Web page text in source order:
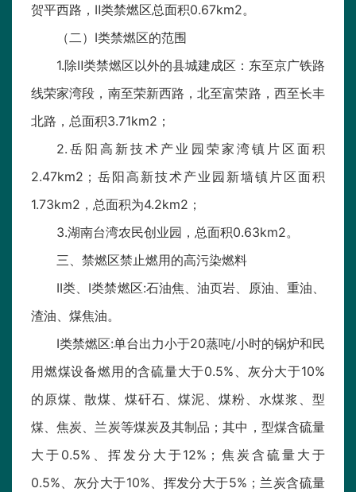
贺平西路，Ⅱ类禁燃区总面积0.67km2。
（二）Ⅰ类禁燃区的范围
1.除Ⅱ类禁燃区以外的县城建成区：东至京广铁路
线荣家湾段，南至荣新西路，北至富荣路，西至长丰
北路，总面积3.71km2；
2.岳阳高新技术产业园荣家湾镇片区面积
2.47km2；岳阳高新技术产业园新墙镇片区面积
1.73km2，总面积为4.2km2；
3.湖南台湾农民创业园，总面积0.63km2。
三、禁燃区禁止燃用的高污染燃料
II类、I类禁燃区:石油焦、油页岩、原油、重油、
渣油、煤焦油。
I类禁燃区:单台出力小于20蒸吨/小时的锅炉和民
用燃煤设备燃用的含硫量大于0.5%、灰分大于10%
的原煤、散煤、煤矸石、煤泥、煤粉、水煤浆、型
煤、焦炭、兰炭等煤炭及其制品；其中，型煤含硫量
大于0.5%、挥发分大于12%；焦炭含硫量大于
0.5%、灰分大于10%、挥发分大于5%；兰炭含硫量